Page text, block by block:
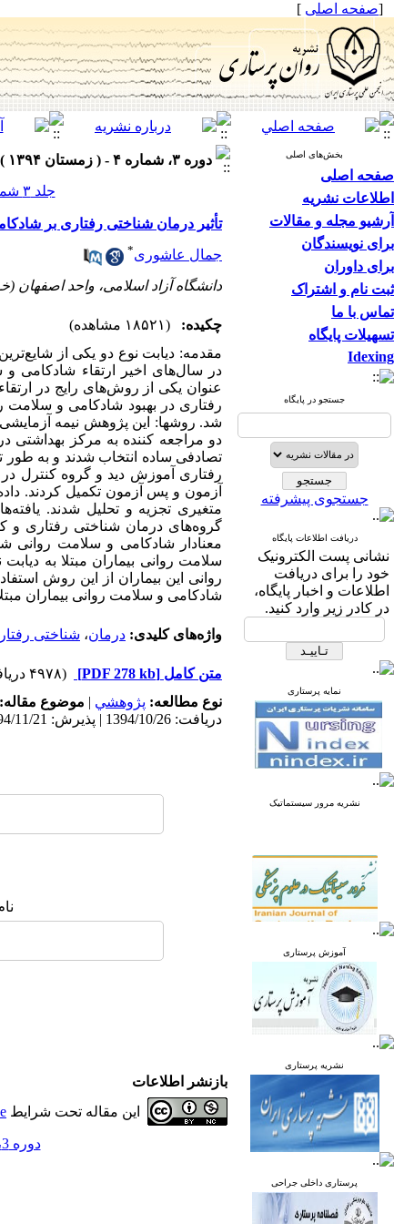
[صفحه اصلی ]
بخش‌های اصلی
صفحه اصلی
اطلاعات نشریه
آرشیو مجله و مقالات
برای نویسندگان
برای داوران
ثبت نام و اشتراک
تماس با ما
تسهیلات پایگاه
Idexing
جستجو در پایگاه
جستجوی پیشرفته
دریافت اطلاعات پایگاه
نشانی پست الکترونیک
خود را برای دریافت
اطلاعات و اخبار پایگاه،
در کادر زیر وارد کنید.
نمایه پرستاری
نشریه مرور سیستماتیک
آموزش پرستاری
نشریه پرستاری
پرستاری داخلی جراحی
دوره ۳، شماره ۴ - ( زمستان ۱۳۹۴ )
جلد ۳ شماره ۴ صفحات ۷۹-۷۱
تأثیر درمان شناختی رفتاری بر
جمال عاشوری*
دانشگاه آزاد اسلامی، واحد اصفهان
چکیده:
(۱۸۵۲۱ مشاهده)
مقدمه: دیابت نوع دو یکی از
در سال‌های اخیر ارتقاء شادکامی
عنوان یکی از روش‌های رایج در
رفتاری در بهبود شادکامی و سلامت
شد. روشها: این پژوهش نیمه
رفتاری آموزش دید و گروه کنترل
متغیری تجزیه و تحلیل شدند.
معنادار شادکامی و سلامت روانی
سلامت روانی بیماران مبتلا به
روانی این بیماران از این روش
شادکامی و سلامت روانی بیماران
واژه‌های کلیدی: درمان، شناختی
متن کامل [PDF 278 kb]
(۴۹۷۸ دریافت)
نوع مطالعه: پژوهشي | موضوع مقاله:
دریافت: 1394/10/26 | پذیرش: 1394/11/21 | انتشار: 1394/11/21 | انتشار الکترونیک: 1394/11/21
بازنشر اطلاعات
این مقاله تحت شرایط
دوره 3، شماره 4 - ( زمستان 1394 )